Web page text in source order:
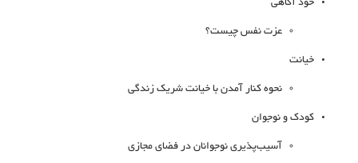
خود آگاهی
عزت نفس چیست؟
خیانت
نحوه کنار آمدن با خیانت شریک زندگی
کودک و نوجوان
آسیب‌پذیری نوجوانان در فضای مجازی